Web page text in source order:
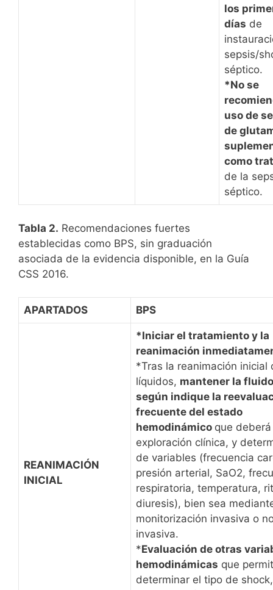
los
días de
sepsis/
séptico.
*No se
uso de
de
como
de la
séptico.
Tabla 2. Recomendaciones fuertes
establecidas como BPS, sin graduación
asociada de la evidencia disponible, en la Guía
CSS 2016.
APARTADOS BPS
REANIMACIÓN
INICIAL
*Iniciar el tratamiento y la
reanimación
*Tras la reanimación inicial
líquidos, mantener la
según indique la
frecuente del estado
hemodinámico que
exploración clínica, y
de variables (frecuencia
presión arterial, SaO2,
respiratoria, temperatura,
diuresis), bien sea
monitorización invasiva o
invasiva.
*Evaluación de otras
hemodinámicas que
determinar el tipo de